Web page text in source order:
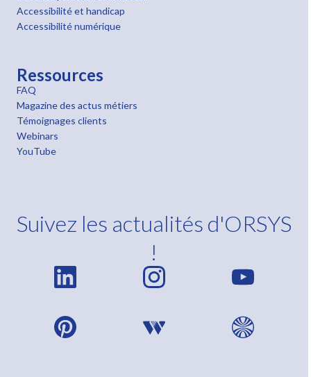
Accessibilité et handicap
Accessibilité numérique
Ressources
FAQ
Magazine des actus métiers
Témoignages clients
Webinars
YouTube
Suivez les actualités d'ORSYS
!